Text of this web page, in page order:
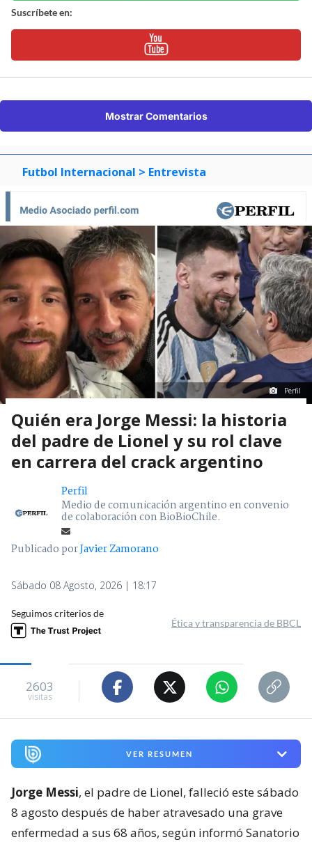
Suscríbete en:
Mostrar Comentarios
Futbol Internacional > Entrevista
Perfil
Quién era Jorge Messi: la historia
del padre de Lionel y su rol clave
en carrera del crack argentino
Perfil
Medio de comunicación argentino en convenio
de colaboración con BioBioChile.
Publicado porJavier Zamorano
Sábado 08 Agosto, 2026 | 18:17
Seguimos criterios de
Ética y transparencia de BBCL
2603
visitas
VER RESUMEN
Jorge Messi, el padre de Lionel, falleció este sábado
8 agosto después de haber atravesado una grave
enfermedad a sus 68 años, según informó Sanatorio